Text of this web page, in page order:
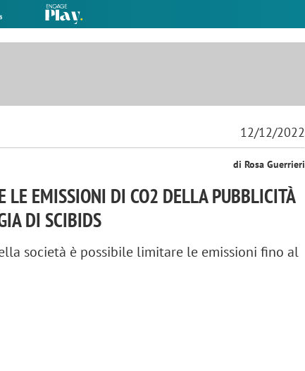
12/12/2022
di Rosa Guerrieri
LE EMISSIONI DI CO2 DELLA PUBBLICITÀ
DI SCIBIDS
società è possibile limitare le emissioni fino al